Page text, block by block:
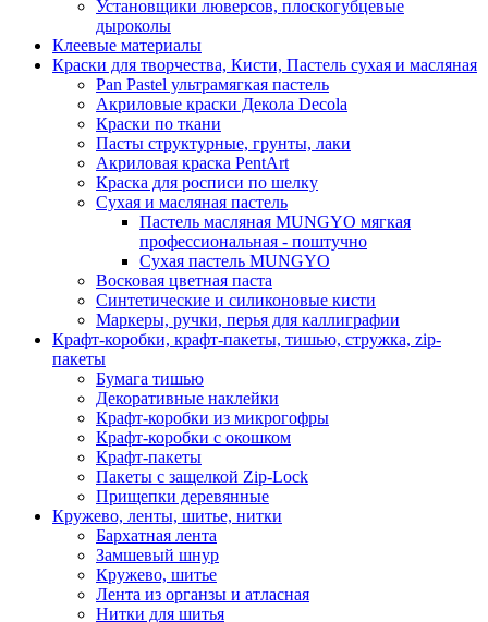
Установщики люверсов, плоскогубцевые
дыроколы
Клеевые материалы
Краски для творчества, Кисти, Пастель сухая и масляная
Pan Pastel ультрамягкая пастель
Акриловые краски Декола Decola
Краски по ткани
Пасты структурные, грунты, лаки
Акриловая краска PentArt
Краска для росписи по шелку
Cухая и масляная пастель
Пастель масляная MUNGYO мягкая
профессиональная - поштучно
Сухая пастель MUNGYO
Восковая цветная паста
Синтетические и силиконовые кисти
Маркеры, ручки, перья для каллиграфии
Крафт-коробки, крафт-пакеты, тишью, стружка, zip-
пакеты
Бумага тишью
Декоративные наклейки
Крафт-коробки из микрогофры
Крафт-коробки с окошком
Крафт-пакеты
Пакеты с защелкой Zip-Lock
Прищепки деревянные
Кружево, ленты, шитье, нитки
Бархатная лента
Замшевый шнур
Кружево, шитье
Лента из органзы и атласная
Нитки для шитья